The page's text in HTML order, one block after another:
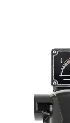
hebben.